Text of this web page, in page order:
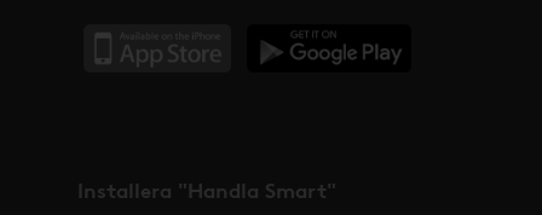
Installera "Handla Smart"